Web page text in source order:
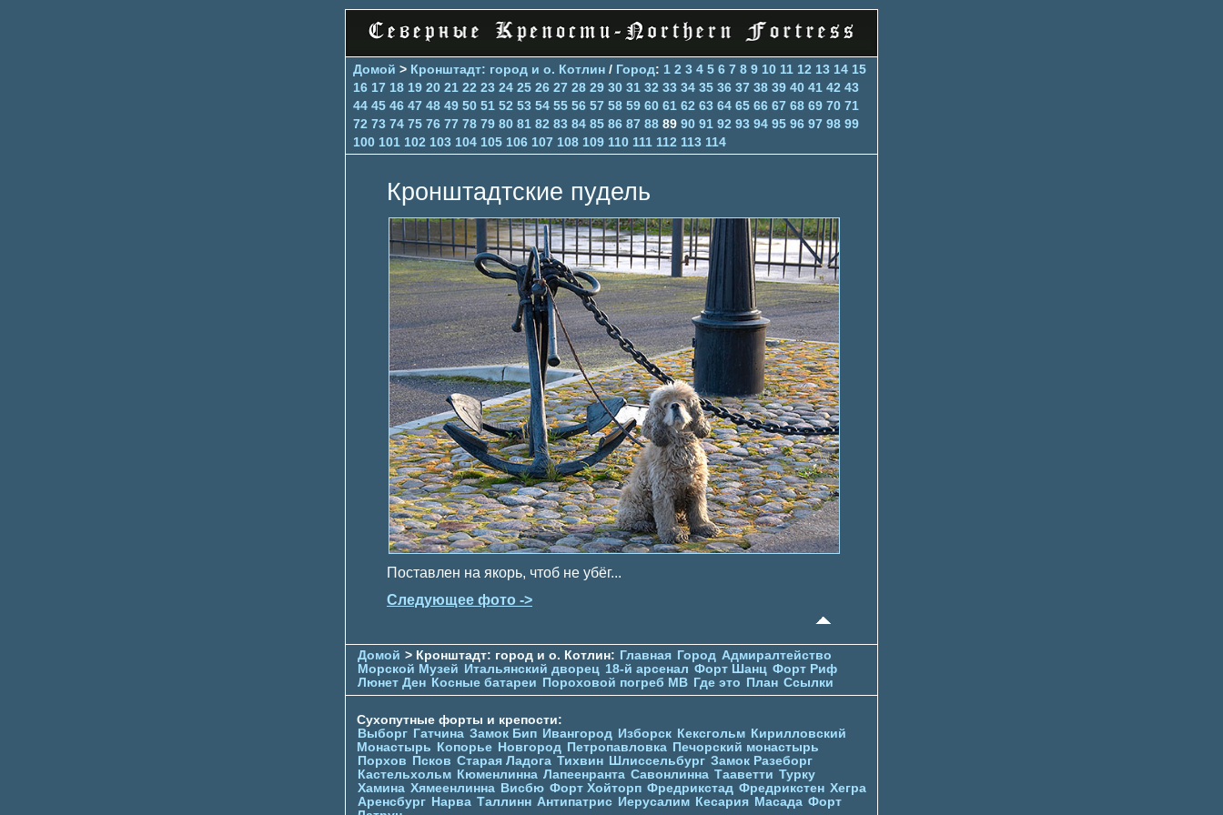
Домой > Кронштадт: город и о. Котлин / Город: 1 2 3 4 5 6 7 8 9 10 11 12 13 14 15
16 17 18 19 20 21 22 23 24 25 26 27 28 29 30 31 32 33 34 35 36 37 38 39 40 41 42 43
44 45 46 47 48 49 50 51 52 53 54 55 56 57 58 59 60 61 62 63 64 65 66 67 68 69 70 71
72 73 74 75 76 77 78 79 80 81 82 83 84 85 86 87 88 89 90 91 92 93 94 95 96 97 98 99
100 101 102 103 104 105 106 107 108 109 110 111 112 113 114
Кронштадтские пудель
Поставлен на якорь, чтоб не убёг...
Следующее фото ->
Домой > Кронштадт: город и о. Котлин: Главная Город Адмиралтейство
Морской Музей Итальянский дворец 18-й арсенал Форт Шанц Форт Риф
Люнет Ден Косные батареи Пороховой погреб МВ Где это План Ссылки
Сухопутные форты и крепости:
Выборг Гатчина Замок Бип Ивангород Изборск Кексгольм Кирилловский
Монастырь
Копорье Новгород Петропавловка Печорcкий монастырь
Порхов
Псков Старая Ладога Тихвин Шлиссельбург Замок Разеборг
Кастельхольм Кюменлинна Лапеенранта Савонлинна Тааветти Турку
Хамина Хямеенлинна Висбю Форт Хойторп Фредрикстад Фредрикстен Хегра
Аренсбург Нарва Таллинн Антипатрис Иерусалим Кесария Масада Форт